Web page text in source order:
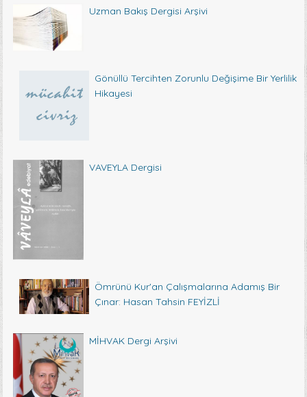
Uzman Bakış Dergisi Arşivi
Gönüllü Tercihten Zorunlu Değişime Bir Yerlilik
Hikayesi
VAVEYLA Dergisi
Ömrünü Kur'an Çalışmalarına Adamış Bir
Çınar: Hasan Tahsin FEYİZLİ
MİHVAK Dergi Arşivi